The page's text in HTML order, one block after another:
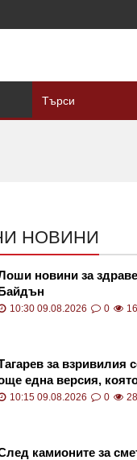
НОВИНИ
новини за
10:30 09.08.2026 0
за взривилия
една версия,
10:15 09.08.2026 0
камионите за